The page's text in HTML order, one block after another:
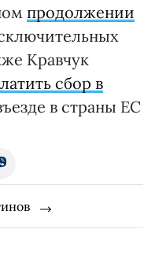
продолжении
Кравчук
сбор в
в страны ЕС